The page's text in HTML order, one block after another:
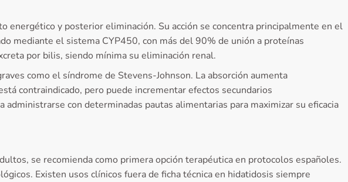
energético y posterior eliminación. Su acción se concentra principalmente en el
mediante el sistema CYP450, con más del 90% de unión a proteínas
por bilis, siendo mínima su eliminación renal.
como el síndrome de Stevens-Johnson. La absorción aumenta
contraindicado, pero puede incrementar efectos secundarios
con determinadas pautas alimentarias para maximizar su eficacia
se recomienda como primera opción terapéutica en protocolos españoles.
Existen usos clínicos fuera de ficha técnica en hidatidosis siempre